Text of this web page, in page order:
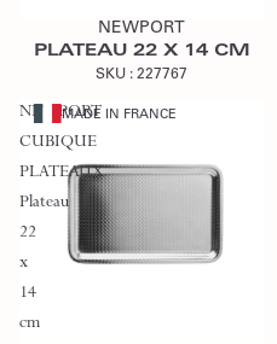
NEWPORT
PLATEAU 22 X 14 CM
SKU : 227767
NEWPORT
CUBIQUE
PLATEAUX
Plateau
22
x
14
cm
MADE IN FRANCE